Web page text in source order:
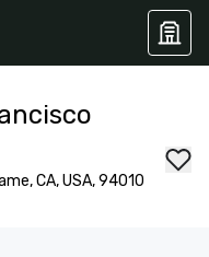
CA, USA, 94010